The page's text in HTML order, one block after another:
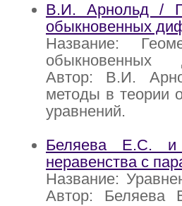
В.И. Арнольд /
обыкновенных
Название:
обыкновенных
Автор: В.И.
методы в теории
уравнений.
Беляева Е.С.
неравенства с
Название:
Автор: Беляева